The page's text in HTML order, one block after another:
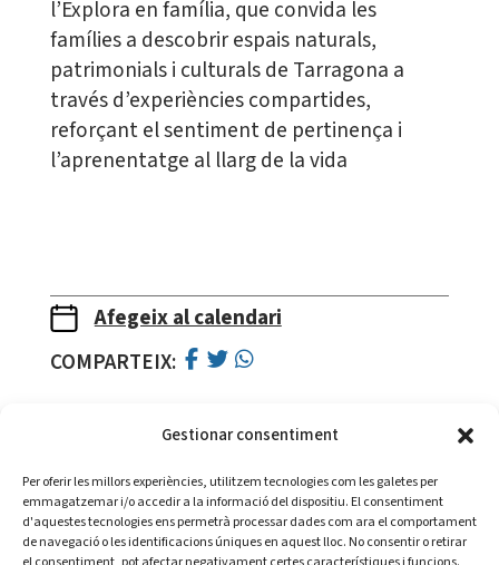
Gestionar consentiment
Per oferir les millors experiències, utilitzem tecnologies com les galetes per
emmagatzemar i/o accedir a la informació del dispositiu. El consentiment
d'aquestes tecnologies ens permetrà processar dades com ara el comportament
de navegació o les identificacions úniques en aquest lloc. No consentir o retirar
l’Explora en família, que convida les
famílies a descobrir espais naturals,
patrimonials i culturals de Tarragona a
través d’experiències compartides,
reforçant el sentiment de pertinença i
l’aprenentatge al llarg de la vida
Afegeix al calendari
COMPARTEIX:
Amb la col·laboració de: